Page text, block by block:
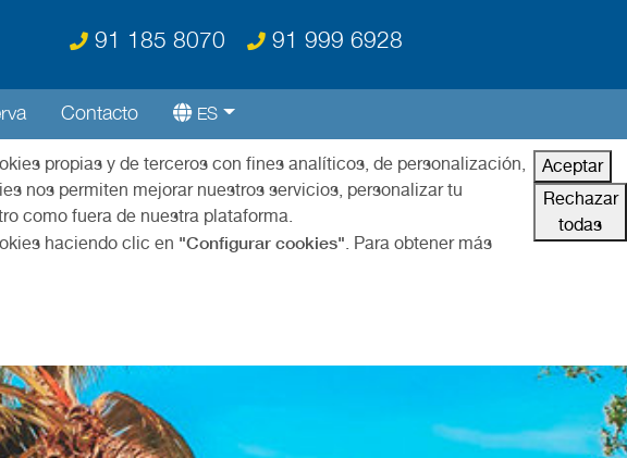
91 185 8070 91 999 6928
Contacto ES
propias y de terceros con fines analíticos, de personalización,
nos permiten mejorar nuestros servicios, personalizar tu
como fuera de nuestra plataforma.
haciendo clic en "Configurar cookies". Para obtener más
Aceptar
Rechazar
todas